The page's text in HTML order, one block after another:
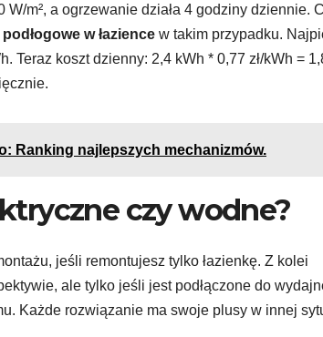
W/m², a ogrzewanie działa 4 godziny dziennie.
w łazience w takim przypadku.
Teraz koszt dzienny: 2,4 kWh * 0,77 zł/kWh =
Ranking najlepszych mechanizmów.
czy wodne?
jeśli remontujesz tylko łazienkę. Z kolei
ale tylko jeśli jest podłączone do
Każde rozwiązanie ma swoje plusy w innej